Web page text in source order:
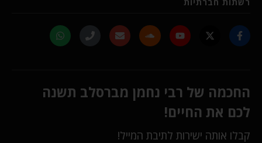
החכמה של רבי נחמן מברסלב תשנה
לכם את החיים!
קבלו אותה ישירות לתיבת המייל!